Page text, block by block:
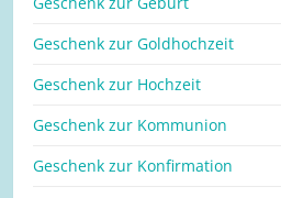
Geschenk zur Goldhochzeit
Geschenk zur Hochzeit
Geschenk zur Kommunion
Geschenk zur Konfirmation